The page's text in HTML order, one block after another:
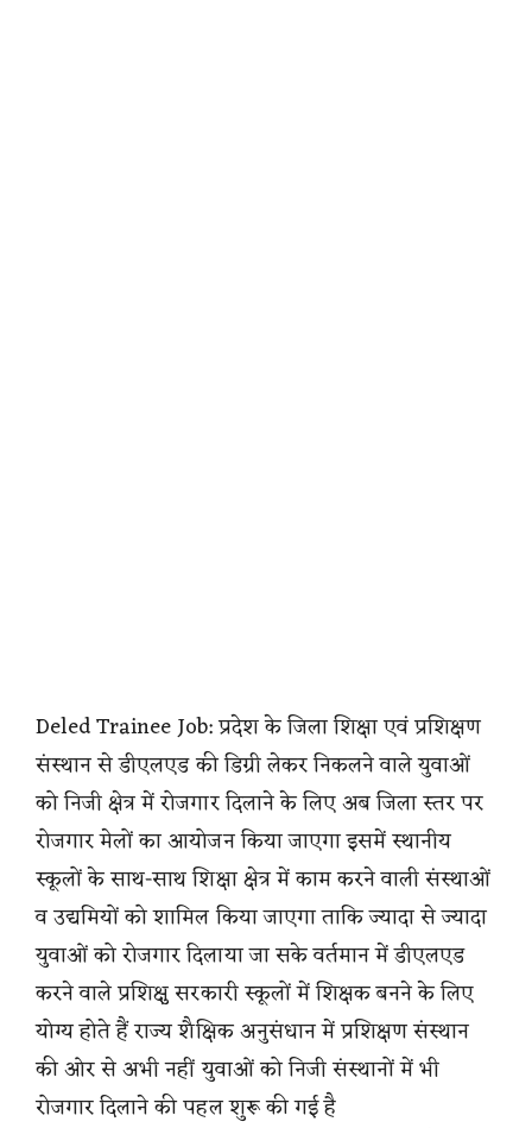
Deled Trainee Job: प्रदेश के जिला शिक्षा एवं प्रशिक्षण
संस्थान से डीएलएड की डिग्री लेकर निकलने वाले युवाओं
को निजी क्षेत्र में रोजगार दिलाने के लिए अब जिला स्तर पर
रोजगार मेलों का आयोजन किया जाएगा इसमें स्थानीय
स्कूलों के साथ-साथ शिक्षा क्षेत्र में काम करने वाली संस्थाओं
व उद्यमियों को शामिल किया जाएगा ताकि ज्यादा से ज्यादा
युवाओं को रोजगार दिलाया जा सके वर्तमान में डीएलएड
करने वाले प्रशिक्षु सरकारी स्कूलों में शिक्षक बनने के लिए
योग्य होते हैं राज्य शैक्षिक अनुसंधान में प्रशिक्षण संस्थान
की ओर से अभी नहीं युवाओं को निजी संस्थानों में भी
रोजगार दिलाने की पहल शुरू की गई है